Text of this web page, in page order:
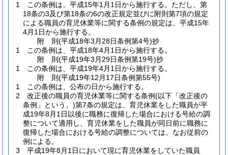
1
この条例は、平成15年1月1日から施行する。 ただし、第
18条の3及び第18条の6の改正規定並びに附則第7項の規定
による職員の育児休業等に関する条例の規定は、平成15年
4月1日から施行する。
附 則(平成18年3月28日条例第4号)抄
1
この条例は、平成18年4月1日から施行する。
附 則(平成19年3月29日条例第19号)抄
1
この条例は、平成19年4月1日から施行する。
附 則(平成19年12月17日条例第55号)
1
この条例は、公布の日から施行する。
2
改正後の職員の育児休業等に関する条例(以下「改正後の
条例」という。)第7条の規定は、育児休業をした職員が平
成19年8月1日以後に職務に復帰した場合における号給の調
整について適用し、育児休業をした職員が同日前に職務に
復帰した場合における号給の調整については、なお従前の
例による。
3
平成19年8月1日において現に育児休業をしていた職員